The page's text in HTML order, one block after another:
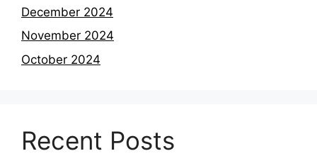
December 2024
November 2024
October 2024
Recent Posts